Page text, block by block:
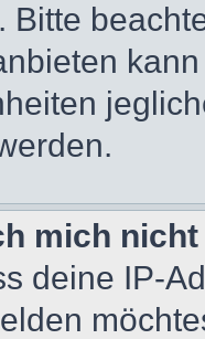
Bitte
mich
deine IP-